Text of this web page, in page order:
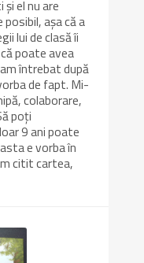
el nu are
așa că a
lui de clasă îi
poate avea
întrebat după
de fapt. Mi-
colaborare,
poți
9 ani poate
e vorba în
citit cartea,